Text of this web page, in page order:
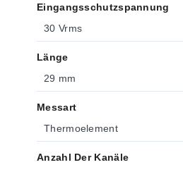
Eingangsschutzspannung
30 Vrms
Länge
29 mm
Messart
Thermoelement
Anzahl Der Kanäle